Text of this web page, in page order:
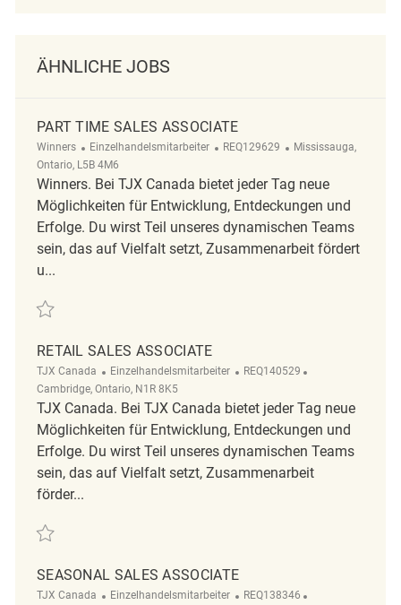
ÄHNLICHE JOBS
PART TIME SALES ASSOCIATE
Winners Kategorie
Einzelhandelsmitarbeiter ReqId
REQ129629 Ort
Mississauga,
Ontario, L5B 4M6
Winners. Bei TJX Canada bietet jeder Tag neue
Möglichkeiten für Entwicklung, Entdeckungen und
Erfolge. Du wirst Teil unseres dynamischen Teams
sein, das auf Vielfalt setzt, Zusammenarbeit fördert
u...
Retten Part Time Sales Associate REQ129629
RETAIL SALES ASSOCIATE
TJX Canada Kategorie
Einzelhandelsmitarbeiter ReqId
REQ140529
Cambridge, Ontario, N1R 8K5
TJX Canada. Bei TJX Canada bietet jeder Tag neue
Möglichkeiten für Entwicklung, Entdeckungen und
Erfolge. Du wirst Teil unseres dynamischen Teams
sein, das auf Vielfalt setzt, Zusammenarbeit
förder...
Retten Retail Sales Associate REQ140529
SEASONAL SALES ASSOCIATE
TJX Canada Kategorie
Einzelhandelsmitarbeiter ReqId
REQ138346